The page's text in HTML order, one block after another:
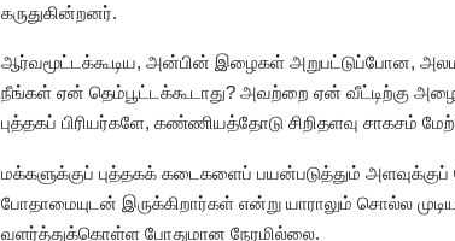
கருதுகின்றனர்.
ஆர்வமூட்டக்கூடிய, அன்பின் இழைகள் அறுபட்டுப்போன,
நீங்கள் ஏன் தெம்பூட்டக்கூடாது? அவற்றை ஏன் வீட்டிற்கு
புத்தகப் பிரியர்களே, கண்ணியத்தோடு சிறிதளவு சாகசம்
மக்களுக்குப் புத்தகக் கடைகளைப் பயன்படுத்தும்
போதாமையுடன் இருக்கிறார்கள் என்று யாராலும் சொல்ல
வளர்த்துக்கொள்ள போதுமான நேரமில்லை.